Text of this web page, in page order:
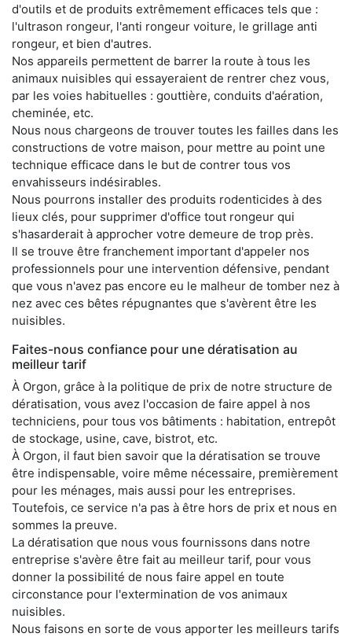
d'outils et de produits extrêmement efficaces tels que :
l'ultrason rongeur, l'anti rongeur voiture, le grillage anti
rongeur, et bien d'autres.
Nos appareils permettent de barrer la route à tous les
animaux nuisibles qui essayeraient de rentrer chez vous,
par les voies habituelles : gouttière, conduits d'aération,
cheminée, etc.
Nous nous chargeons de trouver toutes les failles dans les
constructions de votre maison, pour mettre au point une
technique efficace dans le but de contrer tous vos
envahisseurs indésirables.
Nous pourrons installer des produits rodenticides à des
lieux clés, pour supprimer d'office tout rongeur qui
s'hasarderait à approcher votre demeure de trop près.
Il se trouve être franchement important d'appeler nos
professionnels pour une intervention défensive, pendant
que vous n'avez pas encore eu le malheur de tomber nez à
nez avec ces bêtes répugnantes que s'avèrent être les
nuisibles.
Faites-nous confiance pour une dératisation au
meilleur tarif
À Orgon, grâce à la politique de prix de notre structure de
dératisation, vous avez l'occasion de faire appel à nos
techniciens, pour tous vos bâtiments : habitation, entrepôt
de stockage, usine, cave, bistrot, etc.
À Orgon, il faut bien savoir que la dératisation se trouve
être indispensable, voire même nécessaire, premièrement
pour les ménages, mais aussi pour les entreprises.
Toutefois, ce service n'a pas à être hors de prix et nous en
sommes la preuve.
La dératisation que nous vous fournissons dans notre
entreprise s'avère être fait au meilleur tarif, pour vous
donner la possibilité de nous faire appel en toute
circonstance pour l'extermination de vos animaux
nuisibles.
Nous faisons en sorte de vous apporter les meilleurs tarifs